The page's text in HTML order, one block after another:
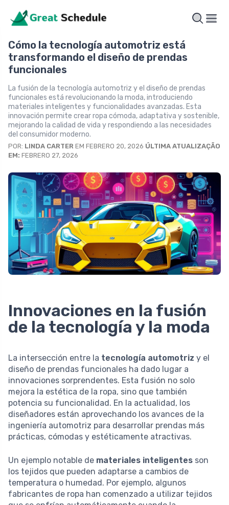
Cómo la tecnología automotriz está
transformando el diseño de prendas
funcionales
La fusión de la tecnología automotriz y el diseño de prendas
funcionales está revolucionando la moda, introduciendo
materiales inteligentes y funcionalidades avanzadas. Esta
innovación permite crear ropa cómoda, adaptativa y sostenible,
mejorando la calidad de vida y respondiendo a las necesidades
del consumidor moderno.
POR: LINDA CARTER EM FEBRERO 20, 2026 ÚLTIMA ATUALIZAÇÃO
EM: FEBRERO 27, 2026
Innovaciones en la fusión
de la tecnología y la moda
La intersección entre la tecnología automotriz y el
diseño de prendas funcionales ha dado lugar a
innovaciones sorprendentes. Esta fusión no solo
mejora la estética de la ropa, sino que también
potencia su funcionalidad. En la actualidad, los
diseñadores están aprovechando los avances de la
ingeniería automotriz para desarrollar prendas más
prácticas, cómodas y estéticamente atractivas.
Un ejemplo notable de materiales inteligentes son
los tejidos que pueden adaptarse a cambios de
temperatura o humedad. Por ejemplo, algunos
fabricantes de ropa han comenzado a utilizar tejidos